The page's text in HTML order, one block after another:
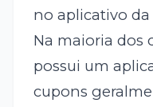
no aplicativo
Na maioria dos
possui um
cupons